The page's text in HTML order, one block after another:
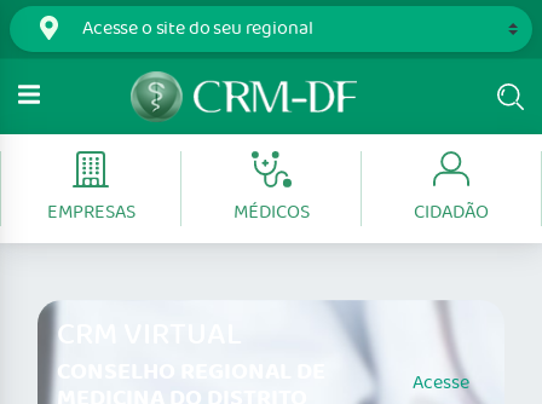
EMPRESAS MÉDICOS CIDADÃO
CRM VIRTUAL
CONSELHO REGIONAL DE Acesse